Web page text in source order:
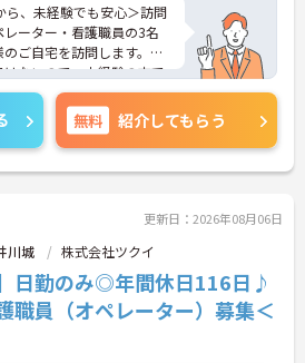
ら、未経験でも安心＞訪問
ーター・看護職員の3名
ご自宅を訪問します。一
ないので、未経験の方で
す。困ったことがあれば
ばにいる心強い環境で
ングがメインですが、チ
ため、自然とコミュニケ
人間関係の中で働けま
暇」でプライベートも充
に、月に1日付与される
ります（年間最大12
暇なので、趣味の時間に
合わせて連休を取得した
す。しっかり休んでリフ
へのモチベーションも維
る働き方が可能です。
無料 紹介してもらう
更新日：2026年08月06日
川城 株式会社ツクイ
日勤のみ◎年間休日116日♪
職員（オペレーター）募集＜